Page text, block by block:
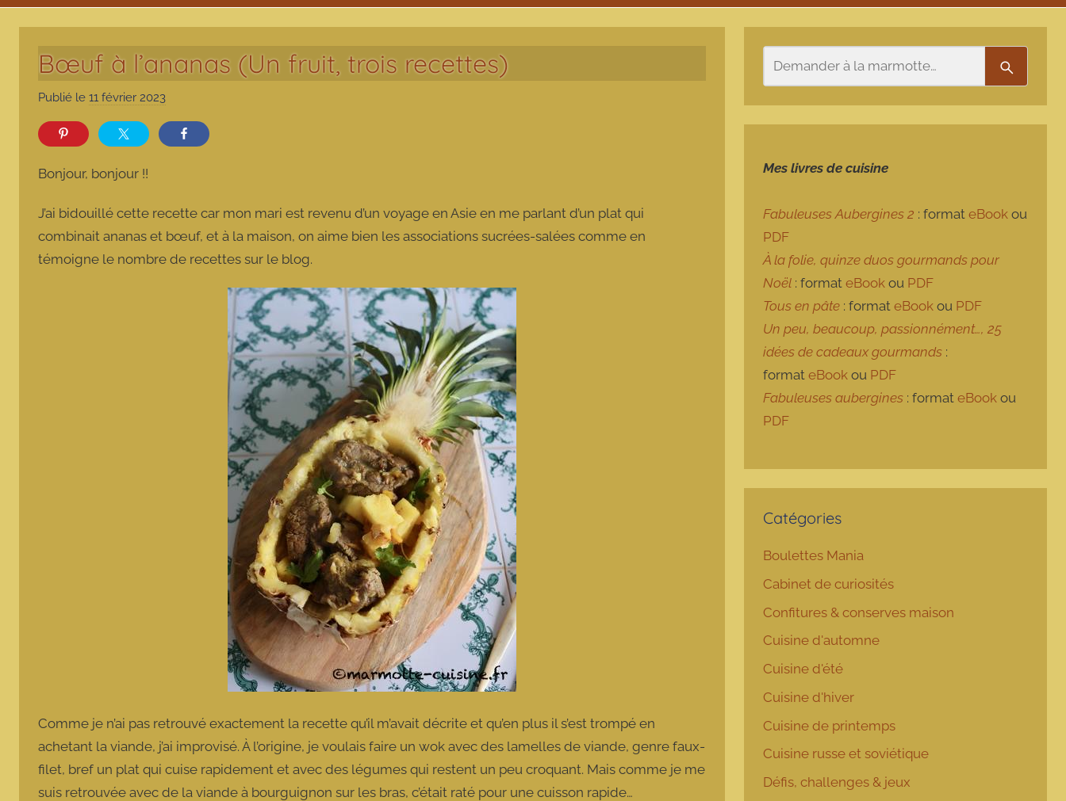
Bœuf à l’ananas (Un fruit, trois recettes)
Publié le 11 février 2023
m
o
t
Bonjour, bonjour !!
J’ai bidouillé cette recette car mon mari est revenu d’un voyage en Asie en me parlant d’un plat qui
combinait ananas et bœuf, et à la maison, on aime bien les associations sucrées-salées comme en
témoigne le nombre de recettes sur le blog.
Comme je n’ai pas retrouvé exactement la recette qu’il m’avait décrite et qu’en plus il s’est trompé en
achetant la viande, j’ai improvisé. À l’origine, je voulais faire un wok avec des lamelles de viande, genre faux-
filet, bref un plat qui cuise rapidement et avec des légumes qui restent un peu croquant. Mais comme je me
suis retrouvée avec de la viande à bourguignon sur les bras, c’était raté pour une cuisson rapide…
Mes livres de cuisine
Fabuleuses Aubergines 2 : formateBook ou
PDF
À la folie, quinze duos gourmands pour
Noël : formateBook ou PDF
Tous en pâte : formateBook ou PDF
Un peu, beaucoup, passionnément…, 25
idées de cadeaux gourmands :
formateBook ou PDF
Fabuleuses aubergines : formateBook ou
PDF
Catégories
Boulettes Mania
Cabinet de curiosités
Confitures & conserves maison
Cuisine d'automne
Cuisine d'été
Cuisine d'hiver
Cuisine de printemps
Cuisine russe et soviétique
Défis, challenges & jeux